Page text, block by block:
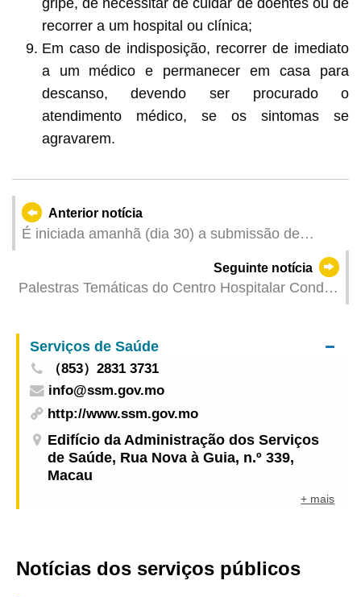
recorrer a um hospital ou clínica;
Em caso de indisposição, recorrer de imediato
a um médico e permanecer em casa para
descanso, devendo ser procurado o
atendimento médico, se os sintomas se
agravarem.
Anterior notícia
É iniciada amanhã (dia 30) a submissão de
Seguinte notícia
Palestras Temáticas do Centro Hospitalar Conde
Serviços de Saúde
（853）2831 3731
info@ssm.gov.mo
http://www.ssm.gov.mo
Edifício da Administração dos Serviços
de Saúde, Rua Nova à Guia, n.º 339,
Macau
+ mais
Notícias dos serviços públicos